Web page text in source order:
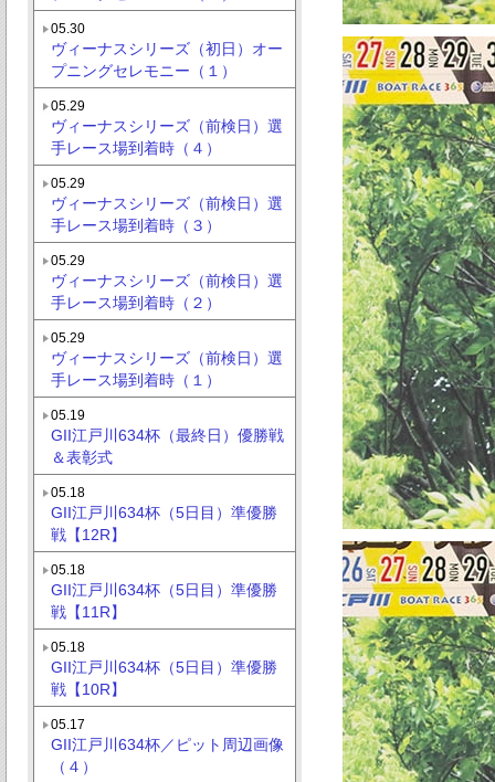
05.30
ヴィーナスシリーズ（初日）オー
プニングセレモニー（１）
05.29
ヴィーナスシリーズ（前検日）選
手レース場到着時（４）
05.29
ヴィーナスシリーズ（前検日）選
手レース場到着時（３）
05.29
ヴィーナスシリーズ（前検日）選
手レース場到着時（２）
05.29
ヴィーナスシリーズ（前検日）選
手レース場到着時（１）
05.19
GII江戸川634杯（最終日）優勝戦
＆表彰式
05.18
GII江戸川634杯（5日目）準優勝
戦【12R】
05.18
GII江戸川634杯（5日目）準優勝
戦【11R】
05.18
GII江戸川634杯（5日目）準優勝
戦【10R】
05.17
GII江戸川634杯／ピット周辺画像
（４）